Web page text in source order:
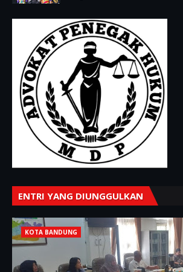
ENTRI YANG DIUNGGULKAN
KOTA BANDUNG